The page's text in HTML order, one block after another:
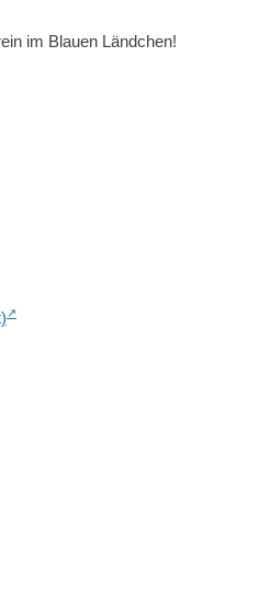
im Blauen Ländchen!